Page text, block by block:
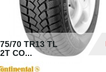
70 TR13 TL
CO...